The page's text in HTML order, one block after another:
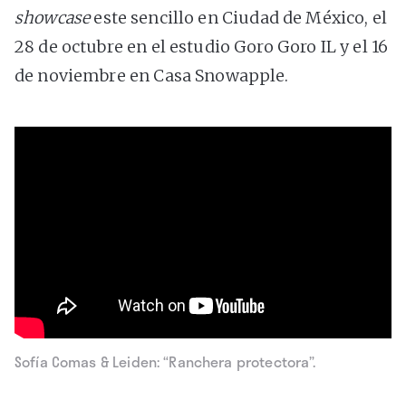
showcaseeste sencillo en Ciudad de México, el
28 de octubre en el estudio Goro Goro IL y el 16
de noviembre en Casa Snowapple.
Sofía Comas & Leiden: “Ranchera protectora”.